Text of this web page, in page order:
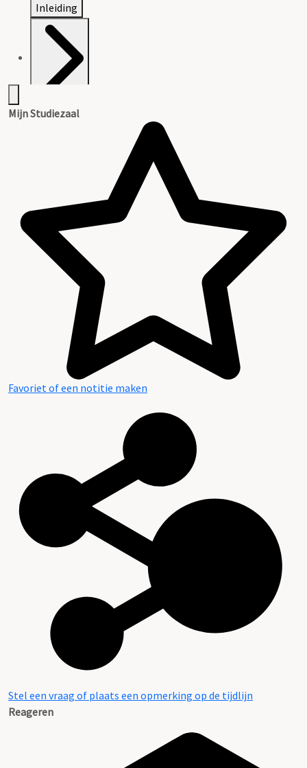
Inleiding
Mijn Studiezaal
Favoriet of een notitie maken
Stel een vraag of plaats een opmerking op de tijdlijn
Reageren